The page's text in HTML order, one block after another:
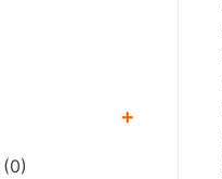
+
(0)